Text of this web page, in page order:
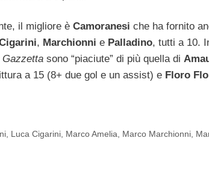
il migliore è Camoranesi che ha fornito
, Marchionni e Palladino, tutti a 10.
Gazzetta sono “piaciute” di più quella di
a 15 (8+ due gol e un assist) e Floro
Luca Cigarini Marco Amelia Marco Marchionni